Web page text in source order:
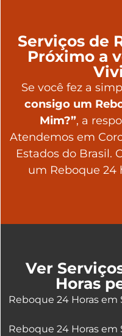
Serviços de
Próximo a
Se você fez a
consigo um
Mim?”, a
Atendemos em
Estados do Brasil.
um Reboque 24
Ver
Horas
Reboque 24 Horas em
Reboque 24 Horas em